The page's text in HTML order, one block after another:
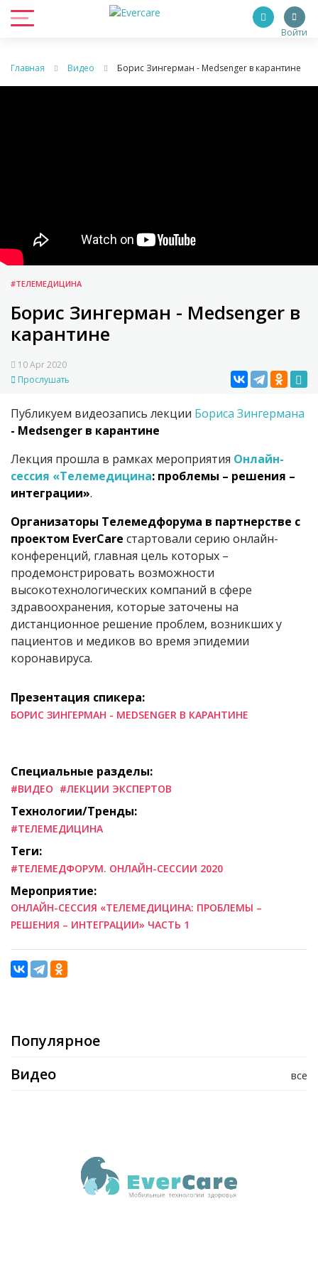
Войти
Главная Видео Борис Зингерман - Medsenger в карантине
#ТЕЛЕМЕДИЦИНА
Борис Зингерман - Medsenger в
карантине
10 Apr 2020
Прослушать
Публикуем видеозапись лекции Бориса Зингермана
- Medsenger в карантине
Лекция прошла в рамках мероприятия Онлайн-
сессия «Телемедицина: проблемы – решения –
интеграции».
Организаторы Телемедфорума в партнерстве с
проектом EverCare стартовали серию онлайн-
конференций, главная цель которых –
продемонстрировать возможности
высокотехнологических компаний в сфере
здравоохранения, которые заточены на
дистанционное решение проблем, возникших у
пациентов и медиков во время эпидемии
коронавируса.
Презентация спикера:
БОРИС ЗИНГЕРМАН - MEDSENGER В КАРАНТИНЕ
Специальные разделы:
#ВИДЕО #ЛЕКЦИИ ЭКСПЕРТОВ
Технологии/Тренды:
#ТЕЛЕМЕДИЦИНА
Теги:
#ТЕЛЕМЕДФОРУМ. ОНЛАЙН-СЕССИИ 2020
Мероприятие:
ОНЛАЙН-СЕССИЯ «ТЕЛЕМЕДИЦИНА: ПРОБЛЕМЫ –
РЕШЕНИЯ – ИНТЕГРАЦИИ» ЧАСТЬ 1
Популярное
все
Видео